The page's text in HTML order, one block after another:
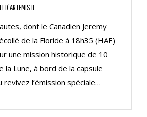
D’ARTEMIS II
dont le Canadien Jeremy
de la Floride à 18h35 (HAE)
une mission historique de 10
la Lune, à bord de la capsule
revivez l’émission spéciale…